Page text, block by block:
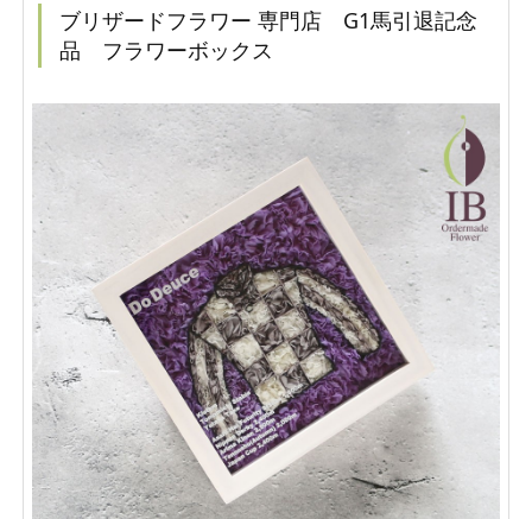
ブリザードフラワー 専門店 G1馬引退記念
品 フラワーボックス